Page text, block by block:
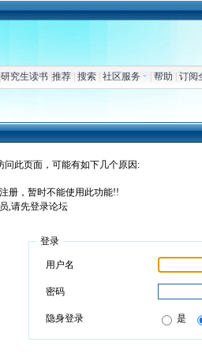
研究生读书| 推荐| 搜索| 社区服务 帮助 订阅
问此页面，可能有如下几个原因:
册，暂时不能使用此功能!!
,请先登录论坛
登录
用户名
密码
隐身登录 是